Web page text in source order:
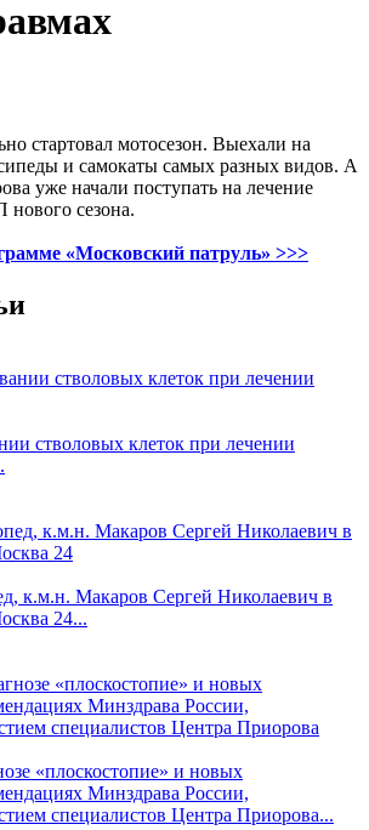
стартовал мотосезон. Выехали на
и самокаты самых разных видов. А
уже начали поступать на лечение
сезона.
«Московский патруль» >>>
стволовых клеток при лечении
к.м.н. Макаров Сергей Николаевич в
24...
«плоскостопие» и новых
Минздрава России,
специалистов Центра Приорова...